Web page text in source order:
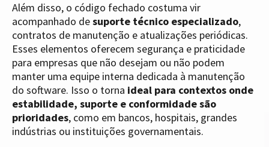
Além disso, o código fechado costuma vir
acompanhado desuporte técnico especializado,
contratos de manutenção e atualizações periódicas.
Esses elementos oferecem segurança e praticidade
para empresas que não desejam ou não podem
manter uma equipe interna dedicada à manutenção
do software. Isso o torna ideal para contextos onde
estabilidade, suporte e conformidade são
prioridades, como em bancos, hospitais, grandes
indústrias ou instituições governamentais.